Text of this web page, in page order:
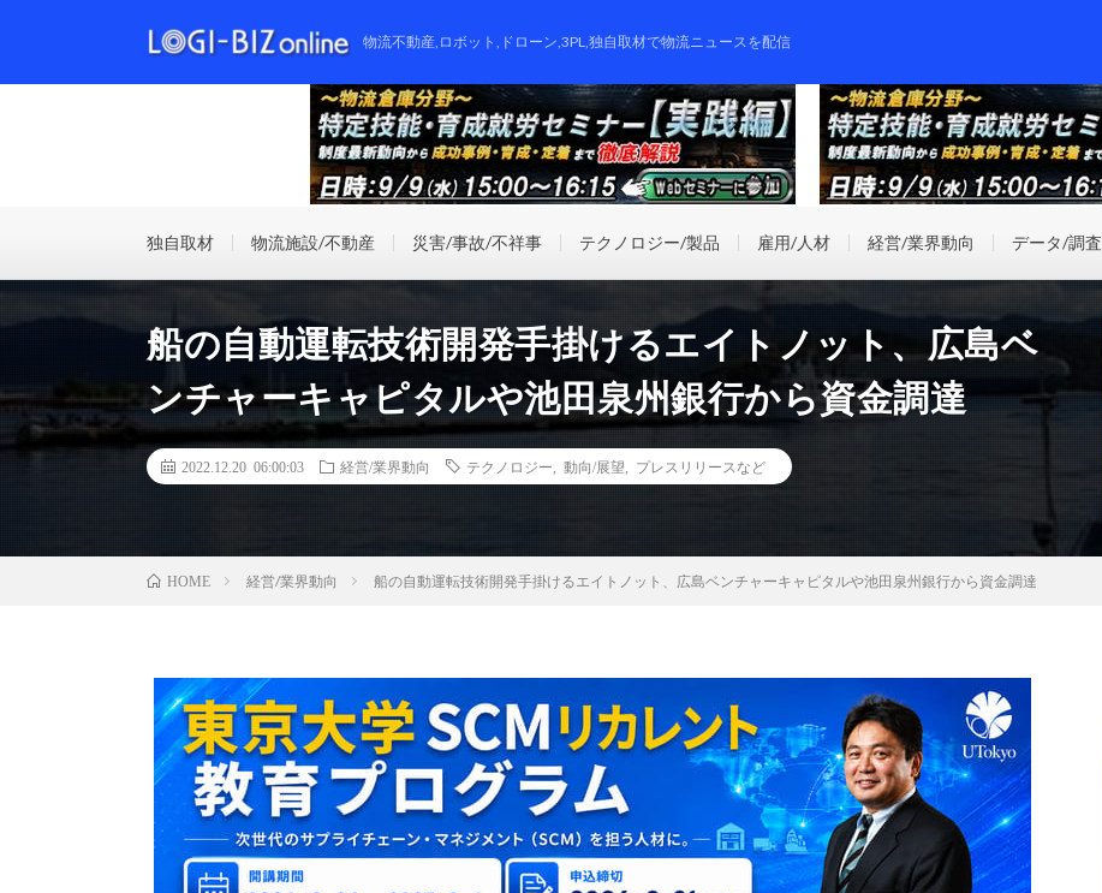
物流不動産,ロボット,ドローン,3PL,独自取材で物流ニュースを配信
独自取材 物流施設/不動産 災害/事故/不祥事 テクノロジー/製品 雇用/人材 経営/業界動向 データ/調査
船の自動運転技術開発手掛けるエイトノット、広島ベ
ンチャーキャピタルや池田泉州銀行から資金調達
2022.12.20 06:00:03 経営/業界動向 テクノロジー 動向/展望 プレスリリースなど
HOME 経営/業界動向 船の自動運転技術開発手掛けるエイトノット、広島ベンチャーキャピタルや池田泉州銀行から資金調達